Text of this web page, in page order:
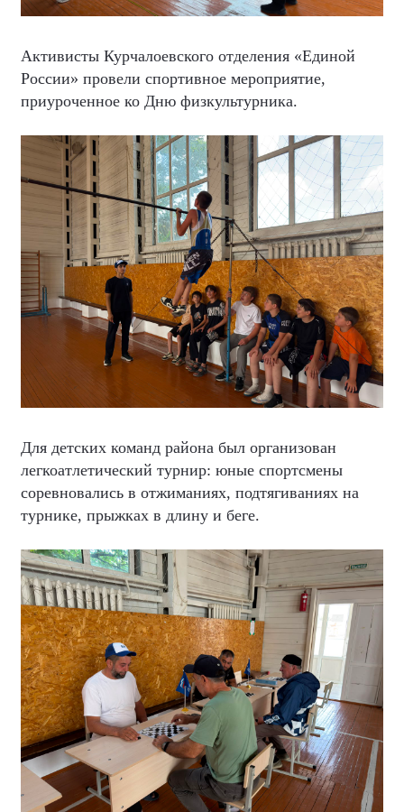
Активисты Курчалоевского отделения «Единой
России» провели спортивное мероприятие,
приуроченное ко Дню физкультурника.
Для детских команд района был организован
легкоатлетический турнир: юные спортсмены
соревновались в отжиманиях, подтягиваниях на
турнике, прыжках в длину и беге.